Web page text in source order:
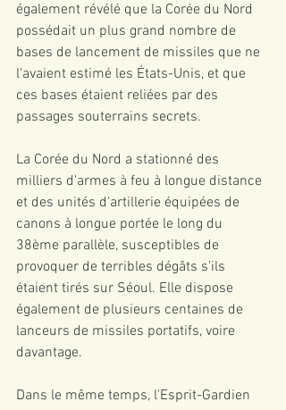
également révélé que la Corée du Nord
possédait un plus grand nombre de
bases de lancement de missiles que ne
l’avaient estimé les États-Unis, et que
ces bases étaient reliées par des
passages souterrains secrets.
La Corée du Nord a stationné des
milliers d'armes à feu à longue distance
et des unités d'artillerie équipées de
canons à longue portée le long du
38ème parallèle, susceptibles de
provoquer de terribles dégâts s'ils
étaient tirés sur Séoul. Elle dispose
également de plusieurs centaines de
lanceurs de missiles portatifs, voire
davantage.
Dans le même temps, l'Esprit-Gardien